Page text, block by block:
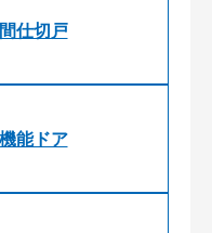
仕切戸
能ドア